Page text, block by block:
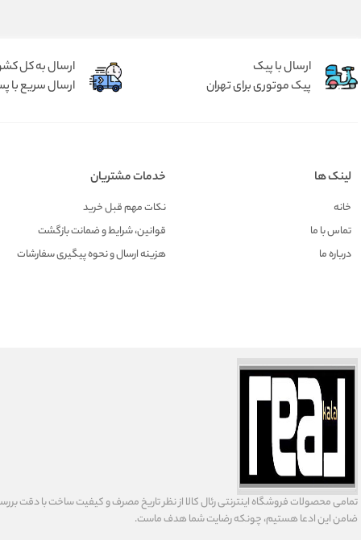
ارسال با پیک
پیک موتوری برای تهران
ارسال به کل
ارسال سریع با
لینک ها
خانه
تماس با ما
درباره ما
خدمات مشتریان
نکات مهم قبل خرید
قوانین، شرایط و ضمانت بازگشت
هزينه ارسال و نحوه پیگیری سفارشات
تمامى محصولات فروشگاه اينترنتى رئال كالا از نظر تاریخ مصرف و كيفيت ساخت با دقت
ضامن اين ادعا هستيم، چونكه رضايت شما هدف ماست.